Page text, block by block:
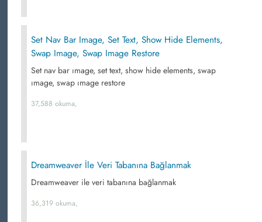
Set Nav Bar Image, Set Text, Show Hide Elements,
Swap Image, Swap Image Restore
Set nav bar ımage, set text, show hide elements, swap
ımage, swap ımage restore
37,588 okuma,
Dreamweaver İle Veri Tabanına Bağlanmak
Dreamweaver ile veri tabanına bağlanmak
36,319 okuma,